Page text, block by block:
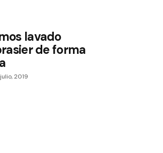
lavado
de forma
2019